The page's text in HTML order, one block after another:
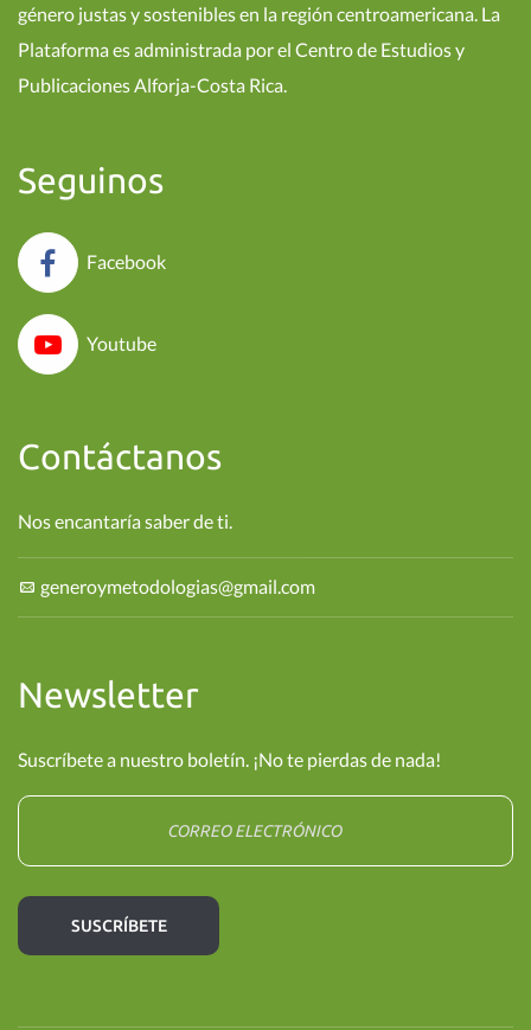
género justas y sostenibles en la región centroamericana. La
Plataforma es administrada por el Centro de Estudios y
Publicaciones Alforja-Costa Rica.
Seguinos
Facebook
Youtube
Contáctanos
Nos encantaría saber de ti.
generoymetodologias@gmail.com
Newsletter
Suscríbete a nuestro boletín. ¡No te pierdas de nada!